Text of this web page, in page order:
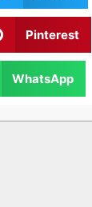
Pinterest
WhatsApp